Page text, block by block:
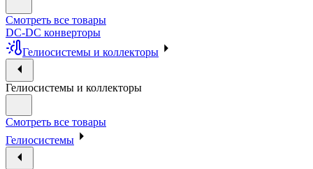
Смотреть все товары
DC-DC конверторы
Гелиосистемы и коллекторы
Гелиосистемы и коллекторы
Смотреть все товары
Гелиосистемы